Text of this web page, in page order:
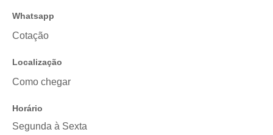
Whatsapp
Cotação
Localização
Como chegar
Horário
Segunda à Sexta